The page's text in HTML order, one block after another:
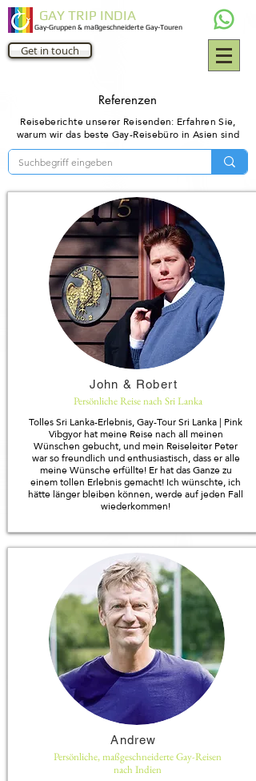
GAY TRIP INDIA
Gay-Gruppen & maßgeschneiderte Gay-Touren
Get in touch
Referenzen
Reiseberichte unserer Reisenden: Erfahren Sie,
warum wir das beste Gay-Reisebüro in Asien sind
John & Robert
Persönliche Reise nach Sri Lanka
Tolles Sri Lanka-Erlebnis, Gay-Tour Sri Lanka | Pink
Vibgyor hat meine Reise nach all meinen
Wünschen gebucht, und mein Reiseleiter Peter
war so freundlich und enthusiastisch, dass er alle
meine Wünsche erfüllte! Er hat das Ganze zu
einem tollen Erlebnis gemacht! Ich wünschte, ich
hätte länger bleiben können, werde auf jeden Fall
wiederkommen!
Andrew
Persönliche, maßgeschneiderte Gay-Reisen
nach Indien